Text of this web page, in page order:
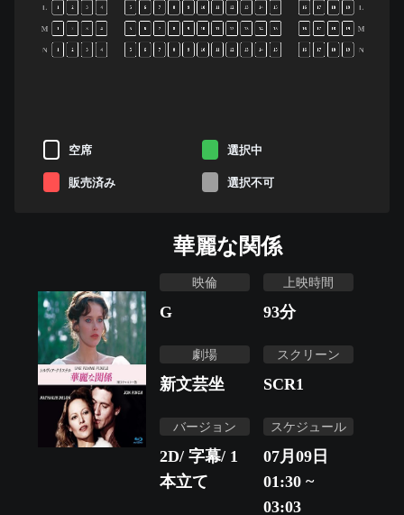
L
M
N
L
M
N
1 2 3 4 5 6 7 8 9 10 11 12 13 14 15 16 17 18 19
1 2 3 4 5 6 7 8 9 10 11 12 13 14 15 16 17 18 19
1 2 3 4 5 6 7 8 9 10 12 13 14 15 16 17 18 19
空席 選択中
販売済み 選択不可
華麗な関係
映倫
G
上映時間
93分
劇場
新文芸坐
スクリーン
SCR1
バージョン
2D/ 字幕/ 1
本立て
スケジュール
07月09日
01:30 ~
03:03